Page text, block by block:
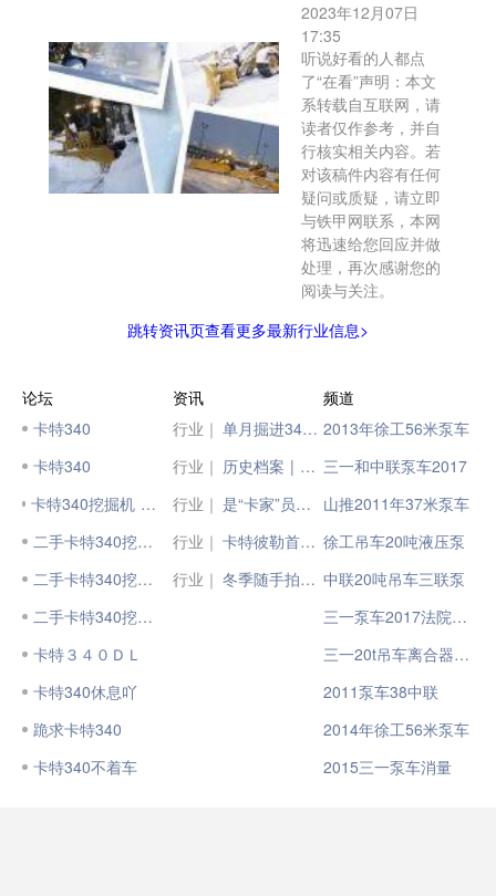
2023年12月07日
17:35
听说好看的人都点
了“在看”声明：本文
系转载自互联网，请
读者仅作参考，并自
行核实相关内容。若
对该稿件内容有任何
疑问或质疑，请立即
与铁甲网联系，本网
将迅速给您回应并做
处理，再次感谢您的
阅读与关注。
跳转资讯页查看更多最新行业信息>
论坛
卡特340
卡特340
卡特340挖掘机 需要的联系
二手卡特340挖掘机
二手卡特340挖掘机
二手卡特340挖掘机
卡特３４０ＤＬ
卡特340休息吖
跪求卡特340
卡特340不着车
资讯
行业｜
单月掘进340米！10台“黑科技”助力轨道15号线建设
行业｜
历史档案 | 卡特彼勒的首款液压挖掘机
行业｜
是“卡家”员工，也是CAT®（卡特）机主
行业｜
卡特彼勒首次上榜！
行业｜
冬季随手拍，定格CAT®（卡特）黄
频道
2013年徐工56米泵车
三一和中联泵车2017
山推2011年37米泵车
徐工吊车20吨液压泵
中联20吨吊车三联泵
三一泵车2017法院拍卖
三一20t吊车离合器分泵
2011泵车38中联
2014年徐工56米泵车
2015三一泵车消量